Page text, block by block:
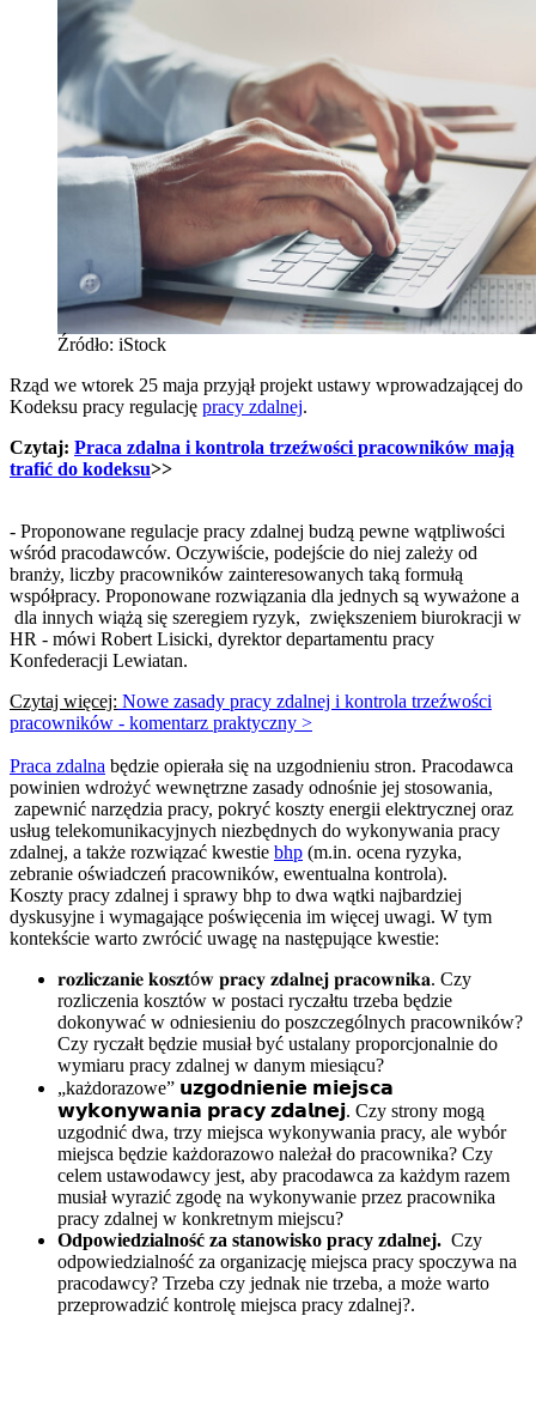
Źródło: iStock
Rząd we wtorek 25 maja przyjął projekt ustawy wprowadzającej do
Kodeksu pracy regulację pracy zdalnej.
Czytaj: Praca zdalna i kontrola trzeźwości pracowników mają
trafić do kodeksu>>
- Proponowane regulacje pracy zdalnej budzą pewne wątpliwości
wśród pracodawców. Oczywiście, podejście do niej zależy od
branży, liczby pracowników zainteresowanych taką formułą
współpracy. Proponowane rozwiązania dla jednych są wyważone a
dla innych wiążą się szeregiem ryzyk, zwiększeniem biurokracji w
HR - mówi Robert Lisicki, dyrektor departamentu pracy
Konfederacji Lewiatan.
Czytaj więcej: Nowe zasady pracy zdalnej i kontrola trzeźwości
pracowników - komentarz praktyczny >
Praca zdalna będzie opierała się na uzgodnieniu stron. Pracodawca
powinien wdrożyć wewnętrzne zasady odnośnie jej stosowania,
zapewnić narzędzia pracy, pokryć koszty energii elektrycznej oraz
usług telekomunikacyjnych niezbędnych do wykonywania pracy
zdalnej, a także rozwiązać kwestie bhp (m.in. ocena ryzyka,
zebranie oświadczeń pracowników, ewentualna kontrola).
Koszty pracy zdalnej i sprawy bhp to dwa wątki najbardziej
dyskusyjne i wymagające poświęcenia im więcej uwagi. W tym
kontekście warto zwrócić uwagę na następujące kwestie:
𝐫𝐨𝐳𝐥𝐢𝐜𝐳𝐚𝐧𝐢𝐞 𝐤𝐨𝐬𝐳𝐭ó𝐰 𝐩𝐫𝐚𝐜𝐲 𝐳𝐝𝐚𝐥𝐧𝐞𝐣 𝐩𝐫𝐚𝐜𝐨𝐰𝐧𝐢𝐤𝐚. Czy
rozliczenia kosztów w postaci ryczałtu trzeba będzie
dokonywać w odniesieniu do poszczególnych pracowników?
Czy ryczałt będzie musiał być ustalany proporcjonalnie do
wymiaru pracy zdalnej w danym miesiącu?
„każdorazowe” 𝘂𝘇𝗴𝗼𝗱𝗻𝗶𝗲𝗻𝗶𝗲 𝗺𝗶𝗲𝗷𝘀𝗰𝗮
𝘄𝘆𝗸𝗼𝗻𝘆𝘄𝗮𝗻𝗶𝗮 𝗽𝗿𝗮𝗰𝘆 𝘇𝗱𝗮𝗹𝗻𝗲𝗷. Czy strony mogą
uzgodnić dwa, trzy miejsca wykonywania pracy, ale wybór
miejsca będzie każdorazowo należał do pracownika? Czy
celem ustawodawcy jest, aby pracodawca za każdym razem
musiał wyrazić zgodę na wykonywanie przez pracownika
pracy zdalnej w konkretnym miejscu?
Odpowiedzialność za stanowisko pracy zdalnej. Czy
odpowiedzialność za organizację miejsca pracy spoczywa na
pracodawcy? Trzeba czy jednak nie trzeba, a może warto
przeprowadzić kontrolę miejsca pracy zdalnej?.